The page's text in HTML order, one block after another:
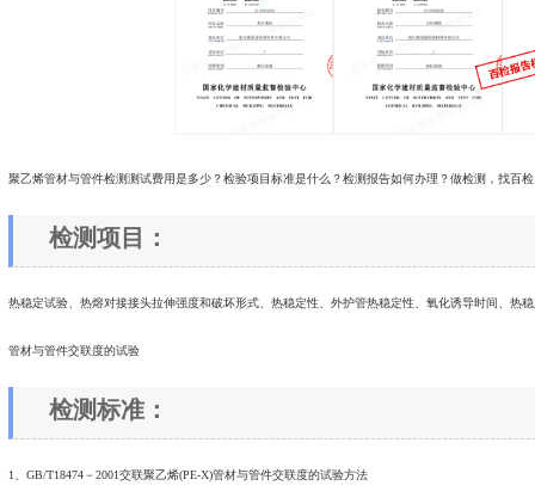
聚乙烯管材与管件检测测试费用是多少？检验项目标准是什么？检测报告如何办理？做检测，找百
检测项目：
热稳定试验、热熔对接接头拉伸强度和破坏形式、热稳定性、外护管热稳定性、氧化诱导时间、热
管材与管件交联度的试验
检测标准：
1、GB/T18474－2001交联聚乙烯(PE-X)管材与管件交联度的试验方法